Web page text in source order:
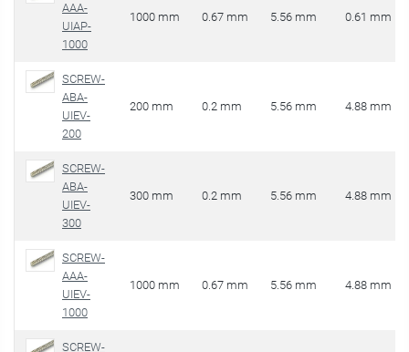
AAA-
UIAP-
1000
1000 mm 0.67 mm 5.56 mm 0.61 mm
SCREW-
ABA-
UIEV-
200
200 mm 0.2 mm 5.56 mm 4.88 mm
SCREW-
ABA-
UIEV-
300
300 mm 0.2 mm 5.56 mm 4.88 mm
SCREW-
AAA-
UIEV-
1000
1000 mm 0.67 mm 5.56 mm 4.88 mm
SCREW-